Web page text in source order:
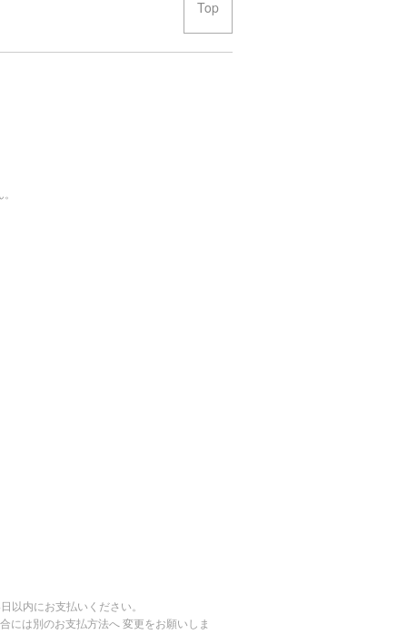
Top
内にお支払いください。
には別のお支払方法へ 変更をお願いしま